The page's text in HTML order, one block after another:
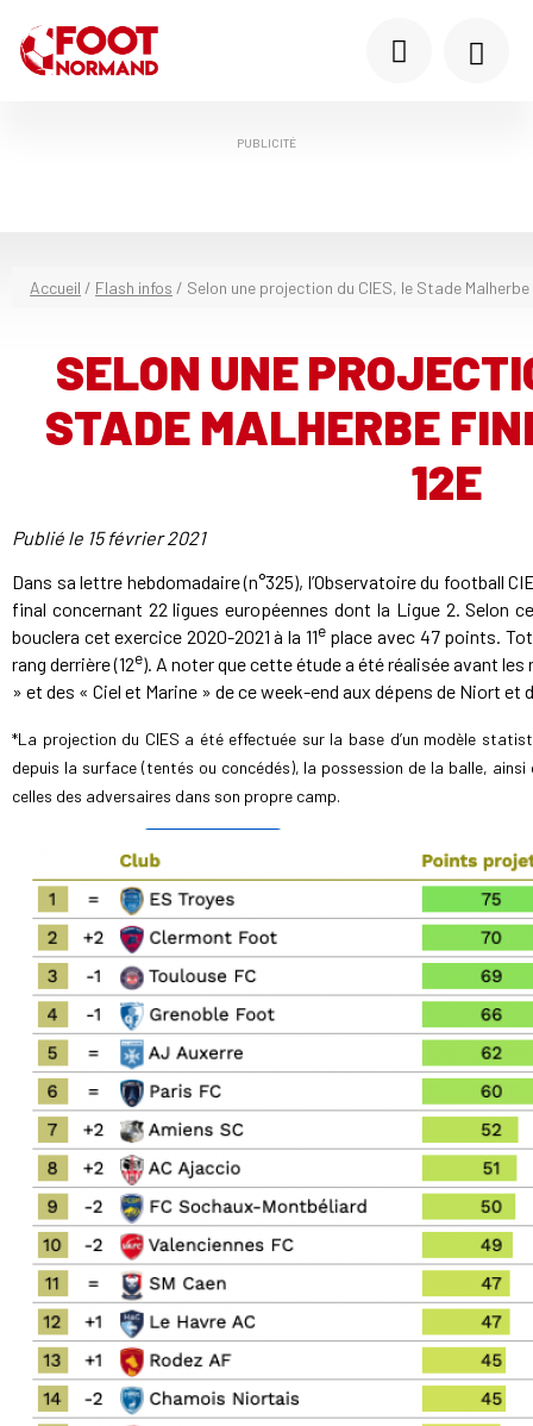
PUBLICITÉ
Accueil / Flash infos / Selon une projection du CIES, le Stade Malherbe
SELON UNE
STADE MALHERBE
12E
Publié le 15 février 2021
Dans sa lettre hebdomadaire (n°325), l’Observatoire du football
final concernant 22 ligues européennes dont la Ligue 2. Selon
bouclera cet exercice 2020-2021 à la 11eplace avec 47 points.
rang derrière (12e). A noter que cette étude a été réalisée avant
» et des « Ciel et Marine » de ce week-end aux dépens de Niort et
*La projection du CIES a été effectuée sur la base d’un modèle
depuis la surface (tentés ou concédés), la possession de la balle,
celles des adversaires dans son propre camp.